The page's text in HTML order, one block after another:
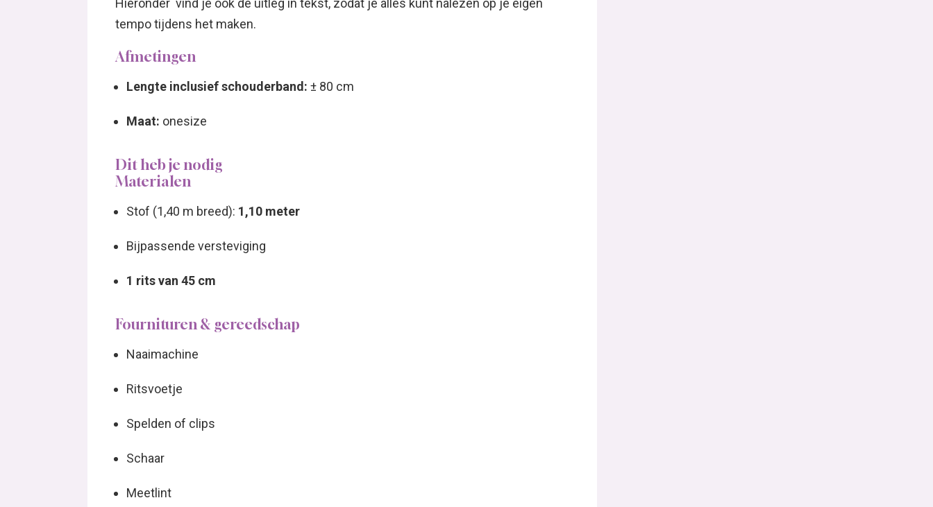
Hieronder vind je ook de uitleg in tekst, zodat je alles kunt nalezen op je eigen
tempo tijdens het maken.
Afmetingen
Lengte inclusief schouderband: ± 80 cm
Maat: onesize
Dit heb je nodig
Materialen
Stof (1,40 m breed): 1,10 meter
Bijpassende versteviging
1 rits van 45 cm
Fournituren & gereedschap
Naaimachine
Ritsvoetje
Spelden of clips
Schaar
Meetlint